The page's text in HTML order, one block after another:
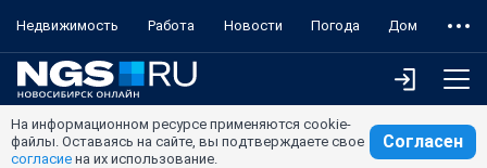
Недвижимость Работа Новости Погода Дом
На информационном ресурсе применяются cookie-
файлы. Оставаясь на сайте, вы подтверждаете свое
согласие на их использование.
Согласен